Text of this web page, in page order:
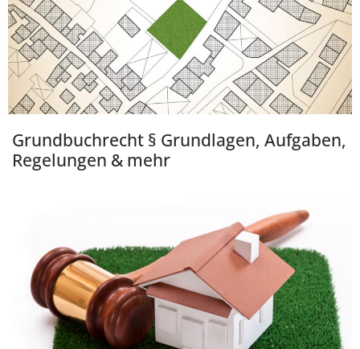
Grundbuchrecht § Grundlagen, Aufgaben,
Regelungen & mehr